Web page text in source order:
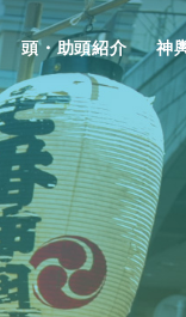
頭・助頭紹介 神